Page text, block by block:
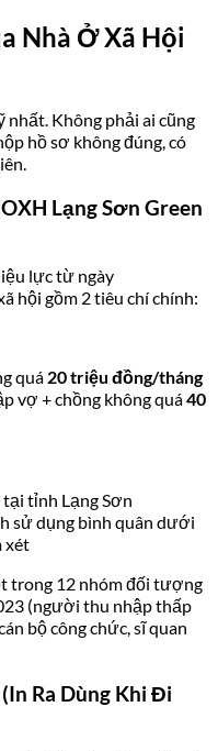
Nhà Ở Xã Hội
Không phải ai cũng
hồ sơ không đúng, có
Lạng Sơn Green
lực từ ngày
hội gồm 2 tiêu chí chính:
quá 20 triệu đồng/tháng
vợ + chồng không quá40
tỉnh Lạng Sơn
sử dụng bình quân dưới
xét
trong 12 nhóm đối tượng
(người thu nhập thấp
bộ công chức, sĩ quan
Ra Dùng Khi Đi